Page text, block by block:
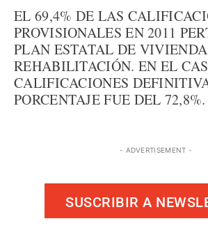
EL 69,4% DE LAS
PROVISIONALES EN 2011
PLAN ESTATAL DE
REHABILITACIÓN. EN EL
CALIFICACIONES
PORCENTAJE FUE DEL 72,8%.
- ADVERTISEMENT -
SUSCRIBIR A